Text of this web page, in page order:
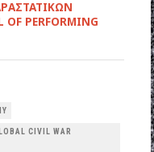
PERFORMING
CIVIL WAR